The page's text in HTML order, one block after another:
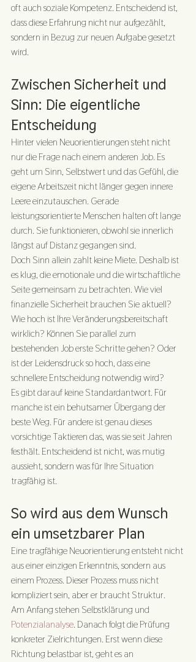
oft auch soziale Kompetenz. Entscheidend ist,
dass diese Erfahrung nicht nur aufgezählt,
sondern in Bezug zur neuen Aufgabe gesetzt
wird.
Zwischen Sicherheit und
Sinn: Die eigentliche
Entscheidung
Hinter vielen Neuorientierungen steht nicht
nur die Frage nach einem anderen Job. Es
geht um Sinn, Selbstwert und das Gefühl, die
eigene Arbeitszeit nicht länger gegen innere
Leere einzutauschen. Gerade
leistungsorientierte Menschen halten oft lange
durch. Sie funktionieren, obwohl sie innerlich
längst auf Distanz gegangen sind.
Doch Sinn allein zahlt keine Miete. Deshalb ist
es klug, die emotionale und die wirtschaftliche
Seite gemeinsam zu betrachten. Wie viel
finanzielle Sicherheit brauchen Sie aktuell?
Wie hoch ist Ihre Veränderungsbereitschaft
wirklich? Können Sie parallel zum
bestehenden Job erste Schritte gehen? Oder
ist der Leidensdruck so hoch, dass eine
schnellere Entscheidung notwendig wird?
Es gibt darauf keine Standardantwort. Für
manche ist ein behutsamer Übergang der
beste Weg. Für andere ist genau dieses
vorsichtige Taktieren das, was sie seit Jahren
festhält. Entscheidend ist nicht, was mutig
aussieht, sondern was für Ihre Situation
tragfähig ist.
So wird aus dem Wunsch
ein umsetzbarer Plan
Eine tragfähige Neuorientierung entsteht nicht
aus einer einzigen Erkenntnis, sondern aus
einem Prozess. Dieser Prozess muss nicht
kompliziert sein, aber er braucht Struktur.
Am Anfang stehen Selbstklärung und
Potenzialanalyse. Danach folgt die Prüfung
konkreter Zielrichtungen. Erst wenn diese
Richtung belastbar ist, geht es an